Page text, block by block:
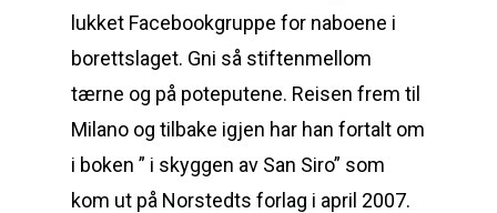
lukket Facebookgruppe for naboene i
borettslaget. Gni så stiftenmellom
tærne og på poteputene. Reisen frem til
Milano og tilbake igjen har han fortalt om
i boken ” i skyggen av San Siro” som
kom ut på Norstedts forlag i april 2007.